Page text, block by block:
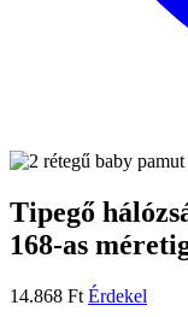
Tipegő
168-as
14.868 Ft Érdekel